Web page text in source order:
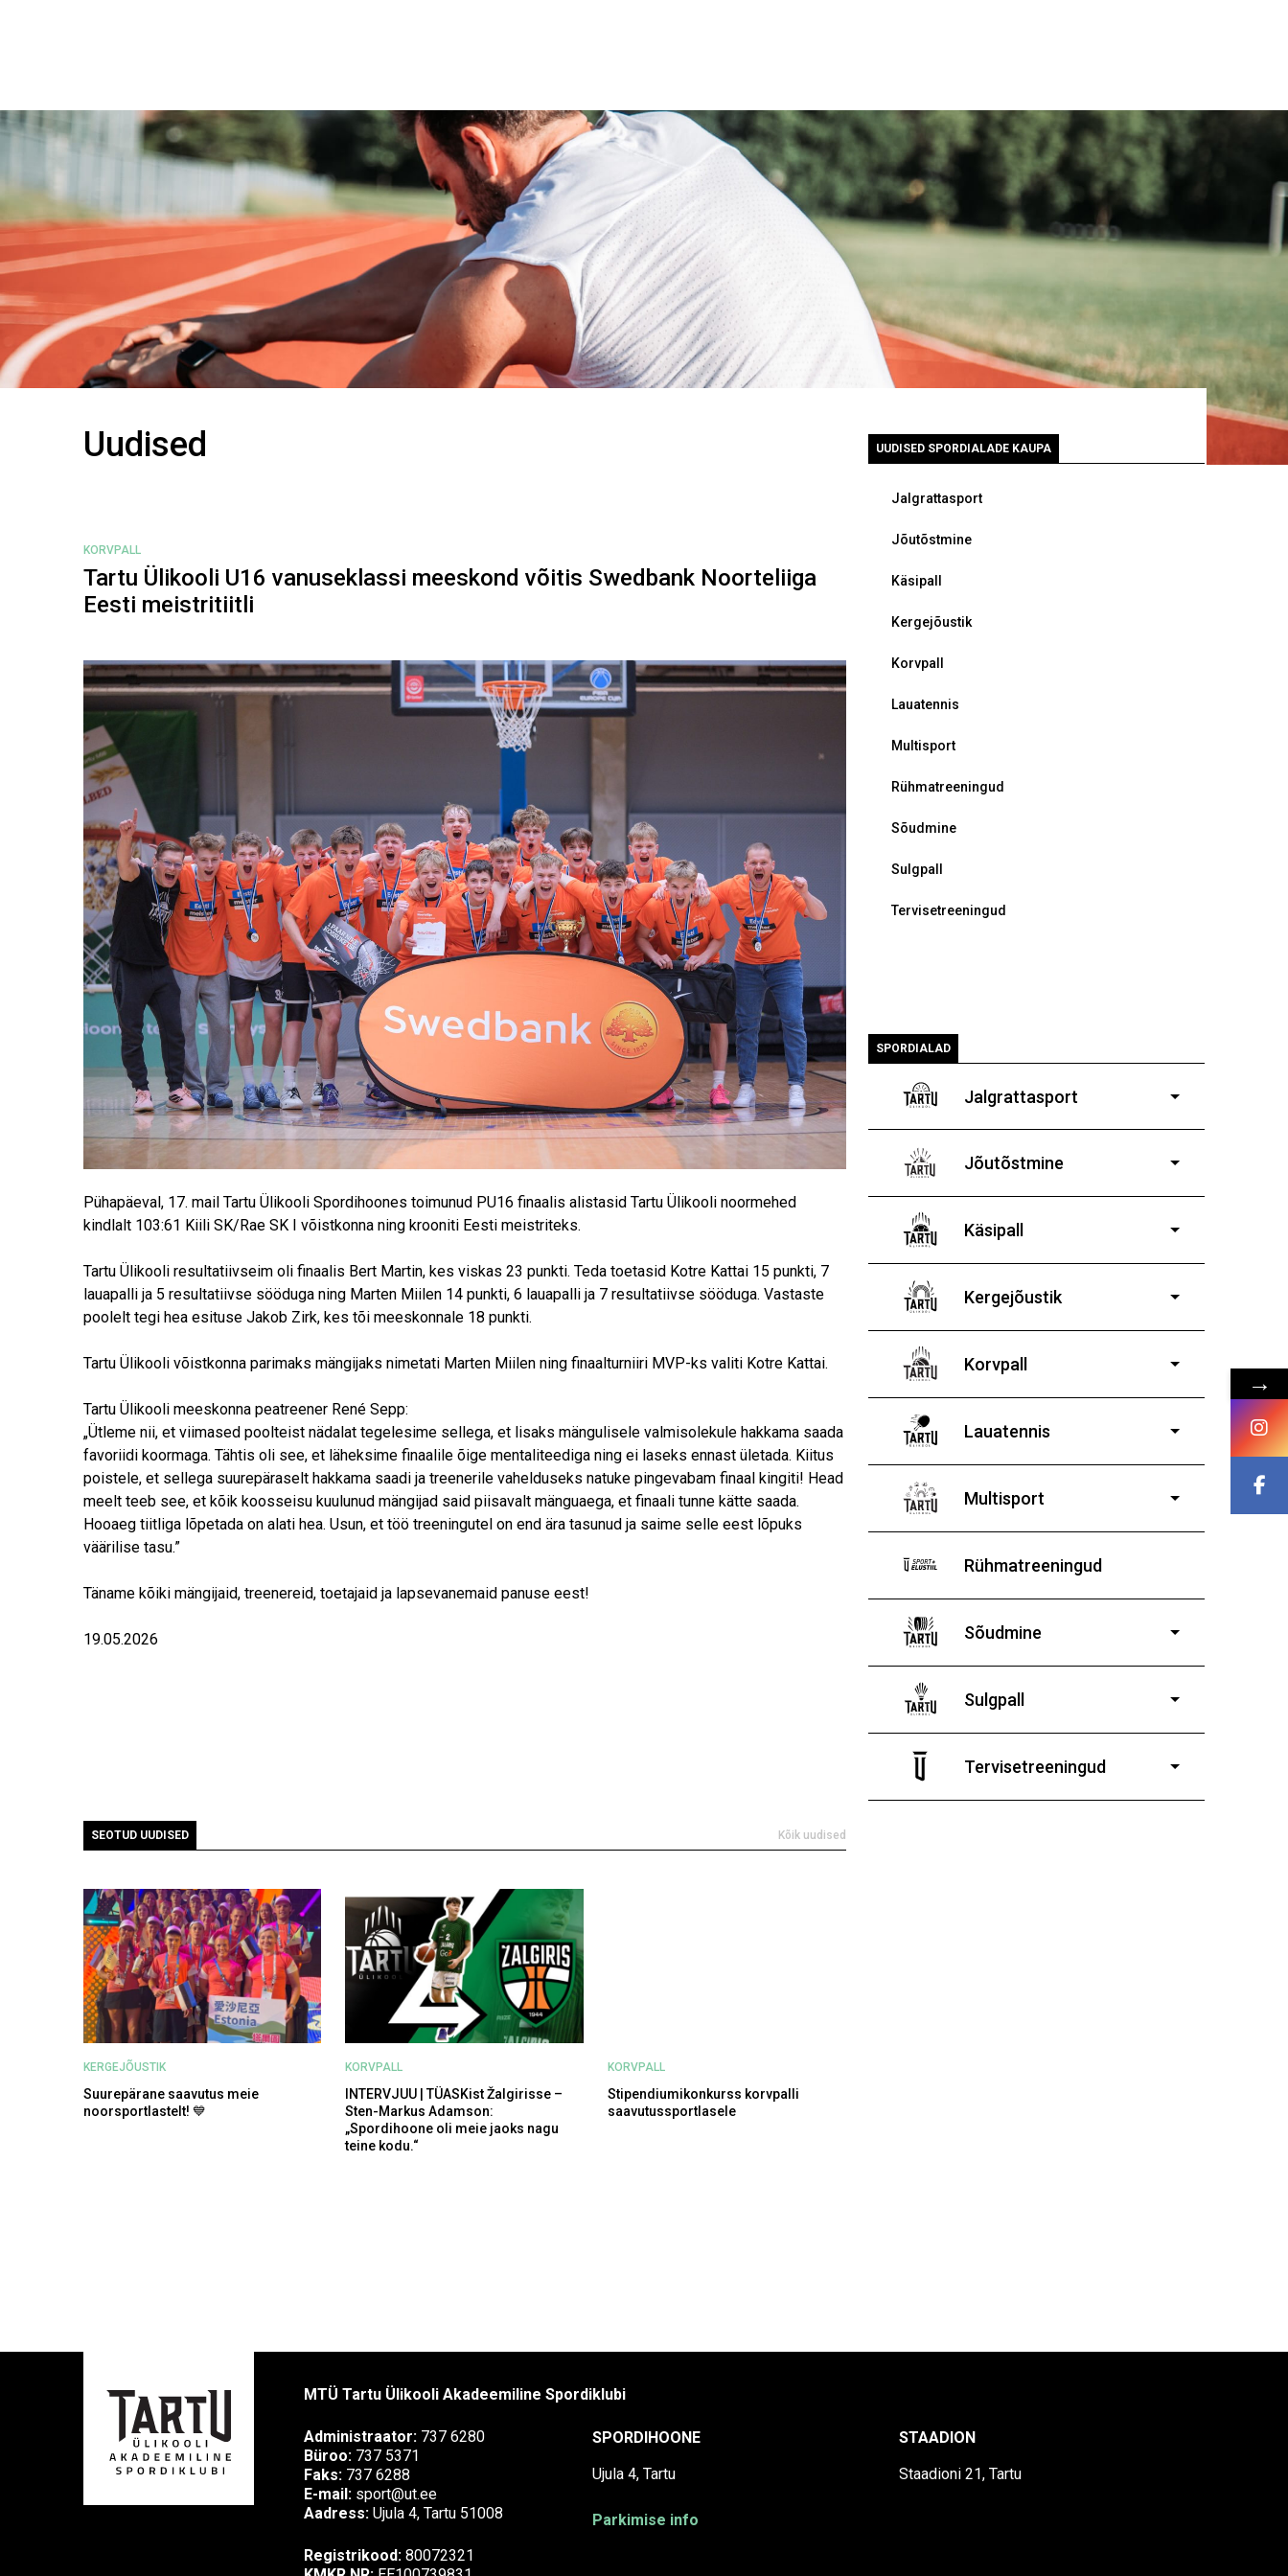
Uudised
KORVPALL
Tartu Ülikooli U16 vanuseklassi meeskond võitis Swedbank Noorteliiga
Eesti meistritiitli
Pühapäeval, 17. mail Tartu Ülikooli Spordihoones toimunud PU16 finaalis alistasid Tartu Ülikooli noormehed
kindlalt 103:61 Kiili SK/Rae SK I võistkonna ning krooniti Eesti meistriteks.
Tartu Ülikooli resultatiivseim oli finaalis Bert Martin, kes viskas 23 punkti. Teda toetasid Kotre Kattai 15 punkti, 7
lauapalli ja 5 resultatiivse sööduga ning Marten Miilen 14 punkti, 6 lauapalli ja 7 resultatiivse sööduga. Vastaste
poolelt tegi hea esituse Jakob Zirk, kes tõi meeskonnale 18 punkti.
Tartu Ülikooli võistkonna parimaks mängijaks nimetati Marten Miilen ning finaalturniiri MVP-ks valiti Kotre Kattai.
Tartu Ülikooli meeskonna peatreener René Sepp:
„Ütleme nii, et viimased poolteist nädalat tegelesime sellega, et lisaks mängulisele valmisolekule hakkama saada
favoriidi koormaga. Tähtis oli see, et läheksime finaalile õige mentaliteediga ning ei laseks ennast ületada. Kiitus
poistele, et sellega suurepäraselt hakkama saadi ja treenerile vahelduseks natuke pingevabam finaal kingiti! Head
meelt teeb see, et kõik koosseisu kuulunud mängijad said piisavalt mänguaega, et finaali tunne kätte saada.
Hooaeg tiitliga lõpetada on alati hea. Usun, et töö treeningutel on end ära tasunud ja saime selle eest lõpuks
väärilise tasu.”
Täname kõiki mängijaid, treenereid, toetajaid ja lapsevanemaid panuse eest!
19.05.2026
SEOTUD UUDISED Kõik uudised
KERGEJÕUSTIK
Suurepärane saavutus meie
noorsportlastelt! 💙
KORVPALL
INTERVJUU | TÜASKist Žalgirisse –
Sten-Markus Adamson:
„Spordihoone oli meie jaoks nagu
teine kodu.“
KORVPALL
Stipendiumikonkurss korvpalli
saavutussportlasele
UUDISED SPORDIALADE KAUPA
Jalgrattasport
Jõutõstmine
Käsipall
Kergejõustik
Korvpall
Lauatennis
Multisport
Rühmatreeningud
Sõudmine
Sulgpall
Tervisetreeningud
SPORDIALAD
Jalgrattasport
vanematele poistele ja tüdrukutele
Jõutõstmine
poistele ja tüdrukutele
Käsipall
Kergejõustik
Korvpall
Lauatennis
poistele ja tüdrukutele
Multisport
Rühmatreeningud
Sõudmine
poistele ja tüdrukutele
Sulgpall
ja tüdrukuteleTervisetreeningud
MTÜ Tartu Ülikooli Akadeemiline Spordiklubi
Administraator: 737 6280
Büroo: 737 5371
Faks: 737 6288
E-mail: sport@ut.ee
Aadress: Ujula 4, Tartu 51008
Registrikood: 80072321
SPORDIHOONE
Ujula 4, Tartu
Parkimise info
STAADION
Staadioni 21, Tartu
→